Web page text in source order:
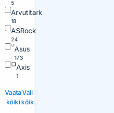
5
Arvutitark
18
ASRock
24
Asus
173
Axis
1
Vaata
kõiki
Vali
kõik